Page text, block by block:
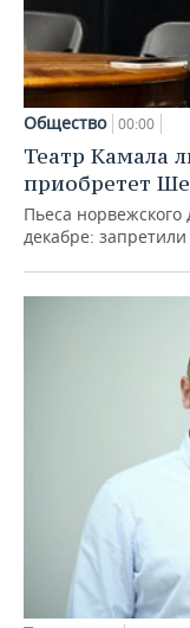
Общество 00:00
Театр Камала
приобретет
Пьеса норвежского
декабре: